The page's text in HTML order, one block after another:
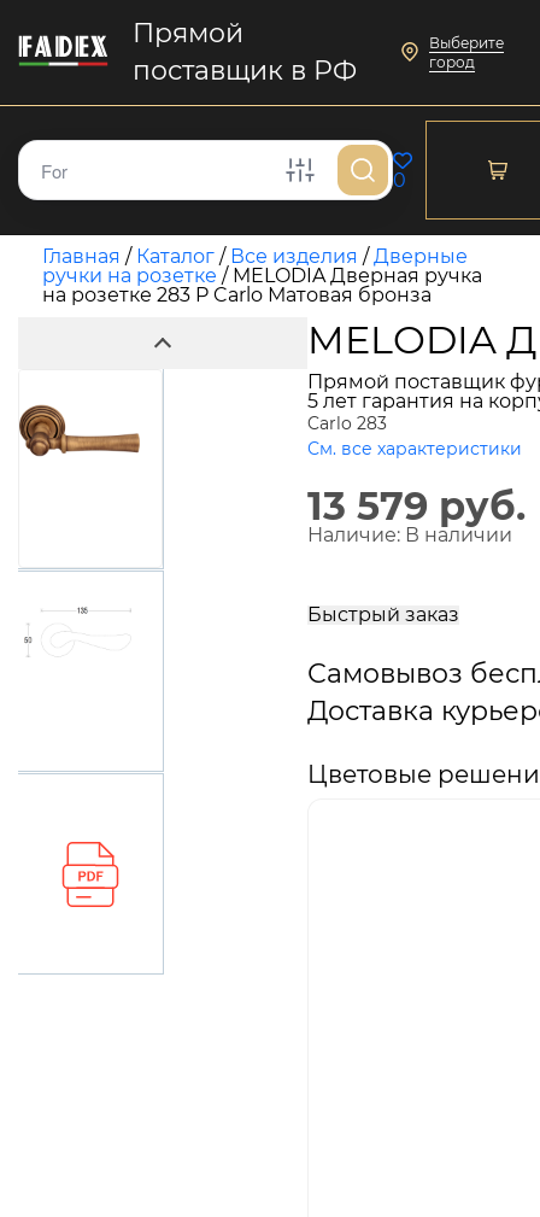
Прямой
поставщик в РФ
Выберите
город
0
Главная / Каталог / Все изделия /Дверные
ручки на розетке / MELODIA Дверная ручка
на розетке 283 P Carlo Матовая бронза
MELODIA
Прямой поставщик
5 лет гарантия на
Carlo 283
См. все характеристики
13 579 руб.
Наличие: В наличии
Быстрый заказ
Самовывоз
Доставка
Цветовые